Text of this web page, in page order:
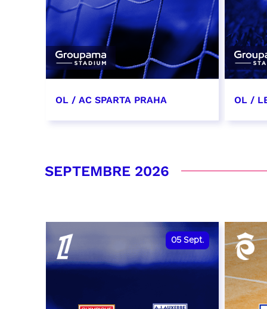
OL / AC SPARTA PRAHA OL /
SEPTEMBRE 2026
05 Sept.